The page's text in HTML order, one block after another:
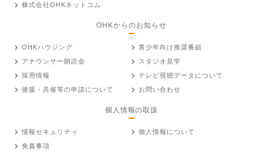
株式会社OHKネットコム
OHKからのお知らせ
OHKハウジング
青少年向け推奨番組
アナウンサー朗読会
スタジオ見学
採用情報
テレビ視聴データについて
後援・共催等の申請について
お問い合わせ
個人情報の取扱
情報セキュリティ
個人情報について
免責事項